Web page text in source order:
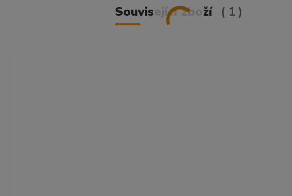
Související zboží 1